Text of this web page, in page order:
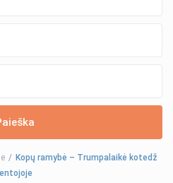
Kopų ramybė – Trumpalaikė kotedž